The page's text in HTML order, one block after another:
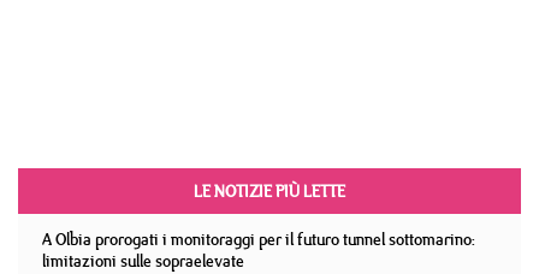
LE NOTIZIE PIÙ LETTE
A Olbia prorogati i monitoraggi per il futuro tunnel sottomarino:
limitazioni sulle sopraelevate